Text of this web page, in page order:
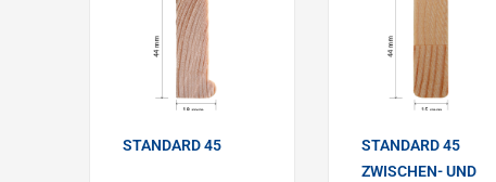
STANDARD 45
STANDARD 45
ZWISCHEN- UND